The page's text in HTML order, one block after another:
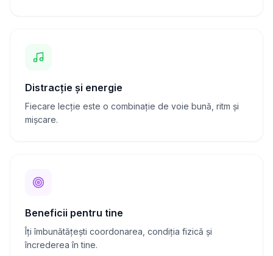
Distracție și energie
Fiecare lecție este o combinație de voie bună, ritm și
mișcare.
Beneficii pentru tine
Îți îmbunătățești coordonarea, condiția fizică și
încrederea în tine.